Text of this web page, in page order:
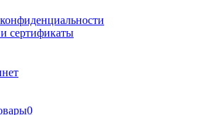
сертификаты
0